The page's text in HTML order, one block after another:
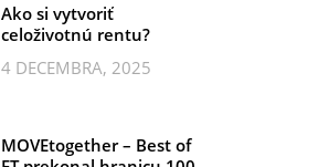
Ako si vytvoriť
celoživotnú rentu?
4 DECEMBRA, 2025
MOVEtogether – Best of